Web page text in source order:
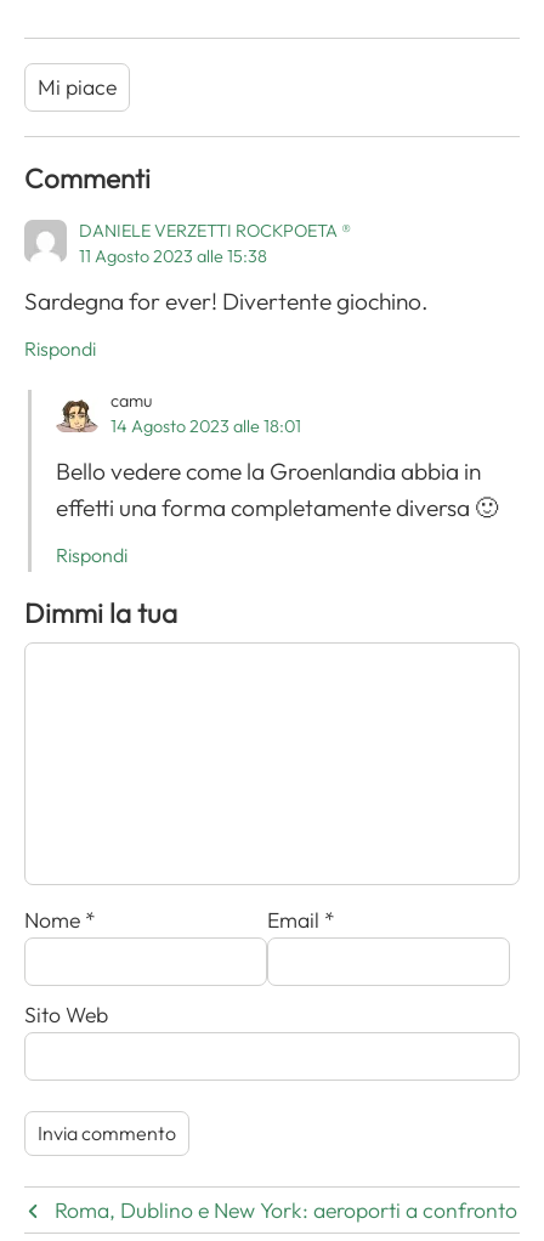
Mi piace
Commenti
DANIELE VERZETTI ROCKPOETA ®
11 Agosto 2023 alle 15:38
Sardegna for ever! Divertente giochino.
Rispondi
camu
14 Agosto 2023 alle 18:01
Bello vedere come la Groenlandia abbia in
effetti una forma completamente diversa 🙂
Rispondi
Dimmi la tua
Nome * Email *
Sito Web
Roma, Dublino e New York: aeroporti a confronto